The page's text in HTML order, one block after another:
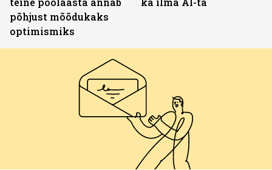
põhjust mõõdukaks
optimismiks